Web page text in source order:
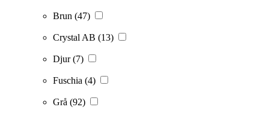
Brun (47)
Crystal AB (13)
Djur(7)
Fuschia (4)
Grå (92)